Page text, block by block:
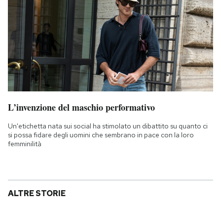
L’invenzione del maschio performativo
Un'etichetta nata sui social ha stimolato un dibattito su quanto ci
si possa fidare degli uomini che sembrano in pace con la loro
femminilità
ALTRE STORIE